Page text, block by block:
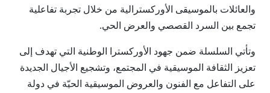
والعائلات بالموسيقى الأوركسترالية من خلال تجربة تفاعلية
تجمع بين السرد القصصي والعرض الحي.
وتأتي السلسلة ضمن جهود الأوركسترا الوطنية التي تهدف إلى
تعزيز الثقافة الموسيقية في المجتمع، وتشجيع الأجيال الجديدة
على التفاعل مع الفنون والعروض الموسيقية الحيّة في دولة